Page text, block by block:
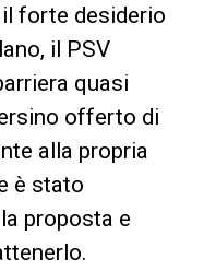
forte desiderio
il PSV
quasi
offerto di
alla propria
è stato
proposta e